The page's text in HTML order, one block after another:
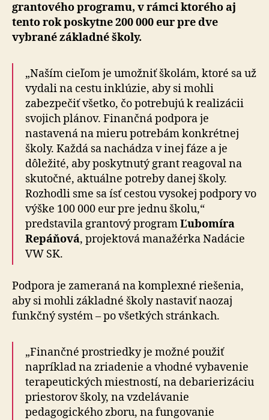
grantového programu, v rámci ktorého aj
tento rok poskytne 200 000 eur pre dve
vybrané základné školy.
„Naším cieľom je umožniť školám, ktoré sa už
vydali na cestu inklúzie, aby si mohli
zabezpečiť všetko, čo potrebujú k realizácii
svojich plánov. Finančná podpora je
nastavená na mieru potrebám konkrétnej
školy. Každá sa nachádza v inej fáze a je
dôležité, aby poskytnutý grant reagoval na
skutočné, aktuálne potreby danej školy.
Rozhodli sme sa ísť cestou vysokej podpory vo
výške 100 000 eur pre jednu školu,“
predstavila grantový programĽubomíra
Repáňová, projektová manažérka Nadácie
VW SK.
Podpora je zameraná na komplexné riešenia,
aby si mohli základné školy nastaviť naozaj
funkčný systém – po všetkých stránkach.
„Finančné prostriedky je možné použiť
napríklad na zriadenie a vhodné vybavenie
terapeutických miestností, na debarierizáciu
priestorov školy, na vzdelávanie
pedagogického zboru, na fungovanie